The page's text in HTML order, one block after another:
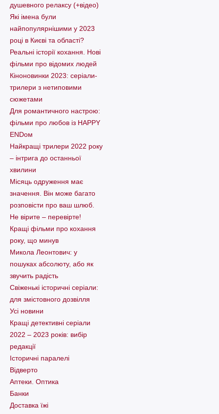
душевного релаксу (+відео)
Які імена були
найпопулярнішими у 2023
році в Києві та області?
Реальні історії кохання. Нові
фільми про відомих людей
Кіноновинки 2023: серіали-
трилери з нетиповими
сюжетами
Для романтичного настрою:
фільми про любов із HAPPY
ENDом
Найкращі трилери 2022 року
– інтрига до останньої
хвилини
Місяць одруження має
значення. Він може багато
розповісти про ваш шлюб.
Не вірите – перевірте!
Кращі фільми про кохання
року, що минув
Микола Леонтович: у
пошуках абсолюту, або як
звучить радість
Свіженькі історичні серіали:
для змістовного дозвілля
Усі новини
Кращі детективні серіали
2022 – 2023 років: вибір
редакції
Історичні паралелі
Відверто
Аптеки. Оптика
Банки
Доставка їжі